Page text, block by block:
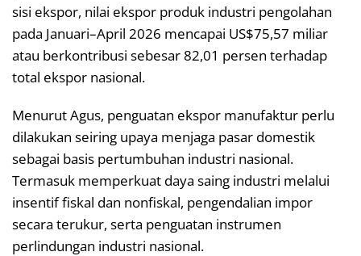
sisi ekspor, nilai ekspor produk industri pengolahan
pada Januari–April 2026 mencapai US$75,57 miliar
atau berkontribusi sebesar 82,01 persen terhadap
total ekspor nasional.
Menurut Agus, penguatan ekspor manufaktur perlu
dilakukan seiring upaya menjaga pasar domestik
sebagai basis pertumbuhan industri nasional.
Termasuk memperkuat daya saing industri melalui
insentif fiskal dan nonfiskal, pengendalian impor
secara terukur, serta penguatan instrumen
perlindungan industri nasional.